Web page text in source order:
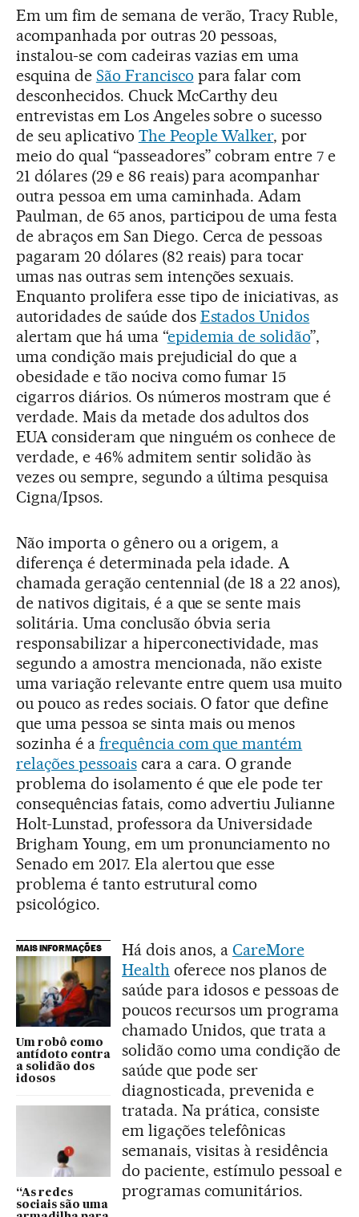
Em um fim de semana de verão, Tracy Ruble,
acompanhada por outras 20 pessoas,
instalou-se com cadeiras vazias em uma
esquina de São Francisco para falar com
desconhecidos. Chuck McCarthy deu
entrevistas em Los Angeles sobre o sucesso
de seu aplicativo The People Walker, por
meio do qual “passeadores” cobram entre 7 e
21 dólares (29 e 86 reais) para acompanhar
outra pessoa em uma caminhada. Adam
Paulman, de 65 anos, participou de uma festa
de abraços em San Diego. Cerca de pessoas
pagaram 20 dólares (82 reais) para tocar
umas nas outras sem intenções sexuais.
Enquanto prolifera esse tipo de iniciativas, as
autoridades de saúde dos Estados Unidos
alertam que há uma “epidemia de solidão”,
uma condição mais prejudicial do que a
obesidade e tão nociva como fumar 15
cigarros diários. Os números mostram que é
verdade. Mais da metade dos adultos dos
EUA consideram que ninguém os conhece de
verdade, e 46% admitem sentir solidão às
vezes ou sempre, segundo a última pesquisa
Cigna/Ipsos.
Não importa o gênero ou a origem, a
diferença é determinada pela idade. A
chamada geração centennial (de 18 a 22 anos),
de nativos digitais, é a que se sente mais
solitária. Uma conclusão óbvia seria
responsabilizar a hiperconectividade, mas
segundo a amostra mencionada, não existe
uma variação relevante entre quem usa muito
ou pouco as redes sociais. O fator que define
que uma pessoa se sinta mais ou menos
sozinha é a frequência com que mantém
relações pessoaiscara a cara. O grande
problema do isolamento é que ele pode ter
consequências fatais, como advertiu Julianne
Holt-Lunstad, professora da Universidade
Brigham Young, em um pronunciamento no
Senado em 2017. Ela alertou que esse
problema é tanto estrutural como
psicológico.
MAIS INFORMAÇÕES
Um robô como
antídoto contra
a solidão dos
idosos
“As redes
sociais são uma
Há dois anos, a CareMore
Health oferece nos planos de
saúde para idosos e pessoas de
poucos recursos um programa
chamado Unidos, que trata a
solidão como uma condição de
saúde que pode ser
diagnosticada, prevenida e
tratada. Na prática, consiste
em ligações telefônicas
semanais, visitas à residência
do paciente, estímulo pessoal e
programas comunitários.